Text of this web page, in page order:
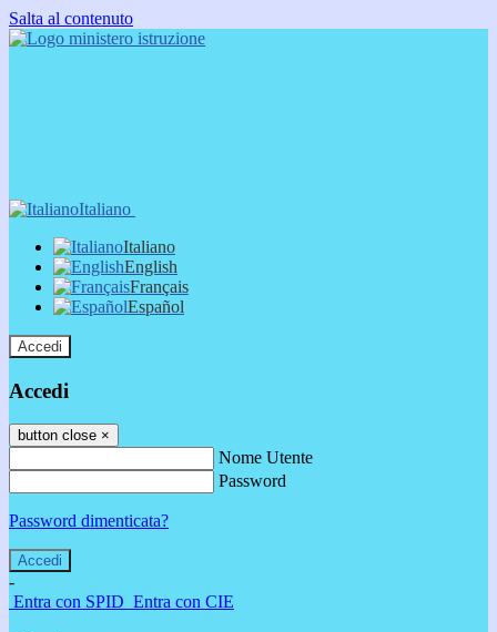
Salta al contenuto
Italiano
Italiano
English
Français
Español
Accedi
Accedi
button close ×
Nome Utente
Password
Password dimenticata?
-
Entra con SPID Entra con CIE